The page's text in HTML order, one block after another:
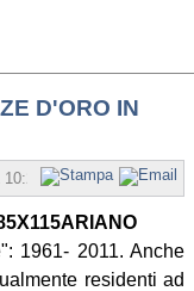
D'ORO IN
Scritto da
ARIANO
1961- 2011. Anche
residenti ad